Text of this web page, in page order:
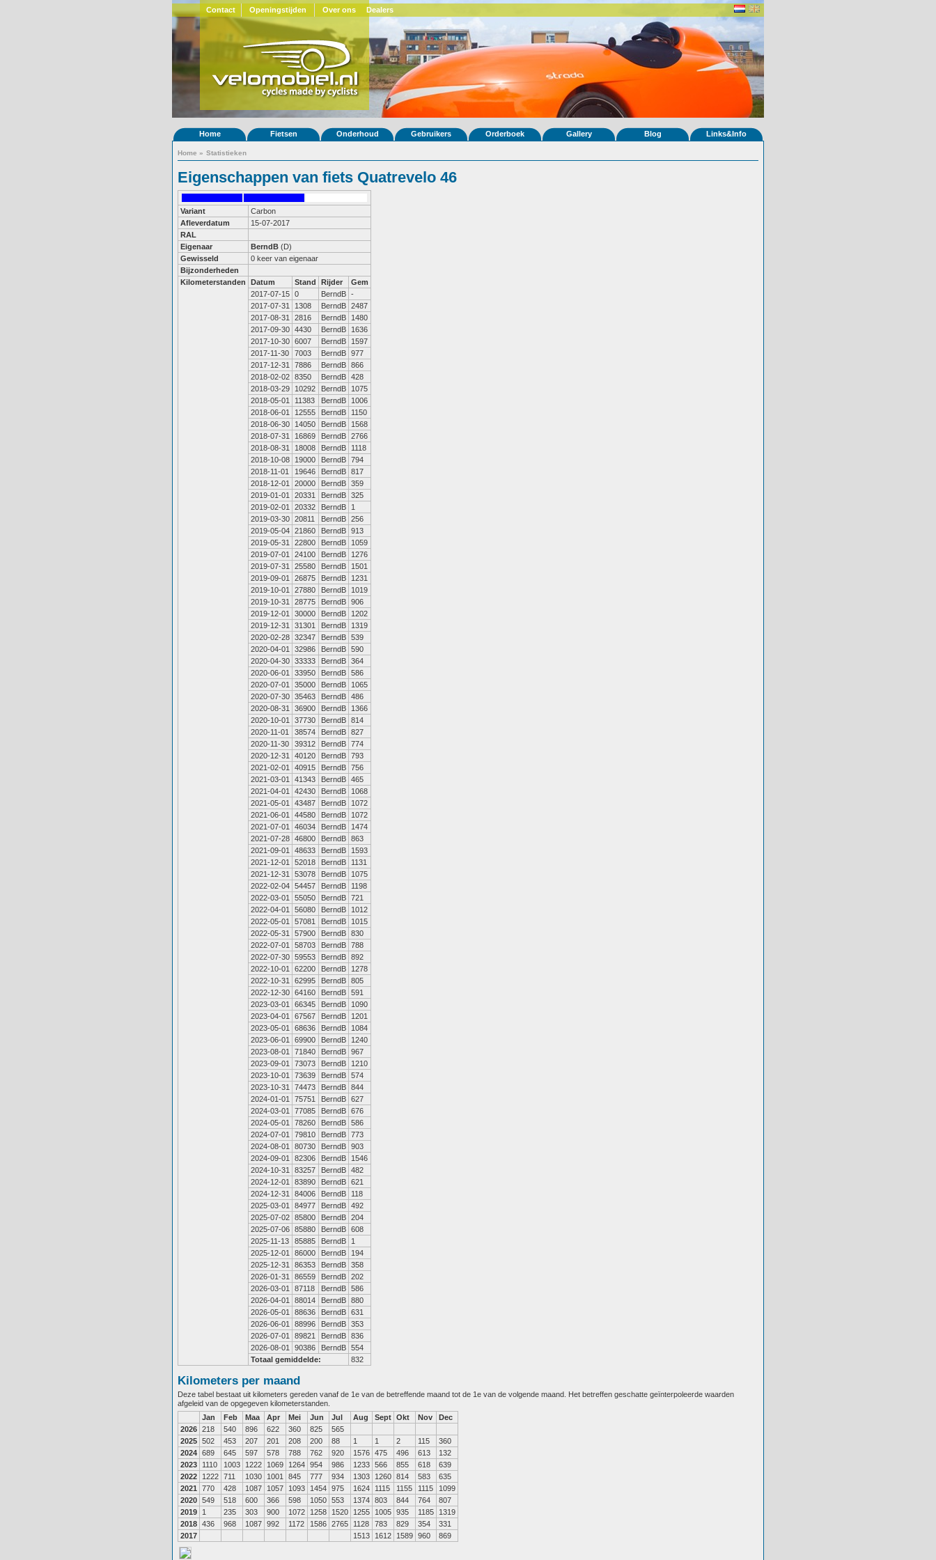
Contact Openingstijden Over ons Dealers
Home Fietsen Onderhoud Gebruikers Orderboek Gallery Blog Links&Info
Home » Statistieken
Eigenschappen van fiets Quatrevelo 46
Variant
Carbon
Afleverdatum
15-07-2017
RAL
Eigenaar
BerndB (D)
Gewisseld
0 keer van eigenaar
Bijzonderheden
Kilometerstanden
Datum Stand Rijder
Gem
2017-07-15 0 BerndB -
2017-07-31
1308 BerndB 2487
2017-08-31
2816 BerndB
1480
2017-09-30 4430 BerndB
1636
2017-10-30 6007 BerndB
1597
2017-11-30
7003 BerndB 977
2017-12-31
7886 BerndB 866
2018-02-02 8350 BerndB 428
2018-03-29
10292 BerndB
1075
2018-05-01
11383 BerndB
1006
2018-06-01
12555 BerndB
1150
2018-06-30
14050 BerndB
1568
2018-07-31
16869 BerndB 2766
2018-08-31
18008 BerndB
1118
2018-10-08
19000 BerndB 794
2018-11-01
19646 BerndB 817
2018-12-01
20000 BerndB 359
2019-01-01
20331 BerndB 325
2019-02-01
20332 BerndB
1
2019-03-30 20811 BerndB 256
2019-05-04 21860 BerndB 913
2019-05-31
22800 BerndB
1059
2019-07-01
24100 BerndB
1276
2019-07-31
25580 BerndB
1501
2019-09-01
26875 BerndB
1231
2019-10-01
27880 BerndB
1019
2019-10-31
28775 BerndB 906
2019-12-01
30000 BerndB
1202
2019-12-31
31301 BerndB
1319
2020-02-28 32347 BerndB 539
2020-04-01
32986 BerndB 590
2020-04-30 33333 BerndB 364
2020-06-01
33950 BerndB 586
2020-07-01
35000 BerndB
1065
2020-07-30 35463 BerndB 486
2020-08-31
36900 BerndB
1366
2020-10-01
37730 BerndB 814
2020-11-01
38574 BerndB 827
2020-11-30
39312 BerndB 774
2020-12-31
40120 BerndB 793
2021-02-01
40915 BerndB 756
2021-03-01
41343 BerndB 465
2021-04-01
42430 BerndB
1068
2021-05-01
43487 BerndB
1072
2021-06-01
44580 BerndB
1072
2021-07-01
46034 BerndB
1474
2021-07-28 46800 BerndB 863
2021-09-01
48633 BerndB
1593
2021-12-01
52018 BerndB
1131
2021-12-31
53078 BerndB
1075
2022-02-04 54457 BerndB
1198
2022-03-01
55050 BerndB 721
2022-04-01
56080 BerndB
1012
2022-05-01
57081 BerndB
1015
2022-05-31
57900 BerndB 830
2022-07-01
58703 BerndB 788
2022-07-30 59553 BerndB 892
2022-10-01
62200 BerndB
1278
2022-10-31
62995 BerndB 805
2022-12-30 64160 BerndB 591
2023-03-01
66345 BerndB
1090
2023-04-01
67567 BerndB
1201
2023-05-01
68636 BerndB
1084
2023-06-01
69900 BerndB
1240
2023-08-01
71840 BerndB 967
2023-09-01
73073 BerndB
1210
2023-10-01
73639 BerndB 574
2023-10-31
74473 BerndB 844
2024-01-01
75751 BerndB 627
2024-03-01
77085 BerndB 676
2024-05-01
78260 BerndB 586
2024-07-01
79810 BerndB 773
2024-08-01
80730 BerndB 903
2024-09-01
82306 BerndB
1546
2024-10-31
83257 BerndB 482
2024-12-01
83890 BerndB 621
2024-12-31
84006 BerndB
118
2025-03-01
84977 BerndB 492
2025-07-02 85800 BerndB 204
2025-07-06 85880 BerndB 608
2025-11-13
85885 BerndB
1
2025-12-01
86000 BerndB
194
2025-12-31
86353 BerndB 358
2026-01-31
86559 BerndB 202
2026-03-01
87118 BerndB 586
2026-04-01
88014 BerndB 880
2026-05-01
88636 BerndB 631
2026-06-01
88996 BerndB 353
2026-07-01
89821 BerndB 836
2026-08-01
90386 BerndB 554
Totaal gemiddelde:
832
Kilometers per maand
Deze tabel bestaat uit kilometers gereden vanaf de 1e van de betreffende maand tot de 1e van de volgende maand. Het betreffen geschatte geïnterpoleerde waarden
afgeleid van de opgegeven kilometerstanden.
Jan
Feb Maa Apr Mei Jun Jul Aug Sept Okt Nov
Dec
2026 218 540 896 622 360 825
565
2025 502 453 207 201 208 200 88 1 1 2 115
360
2024 689 645 597 578 788 762 920 1576 475 496 613
132
2023
1110 1003 1222 1069 1264 954 986 1233 566 855 618
639
2022
1222 711 1030 1001 845 777 934 1303 1260 814 583
635
2021
770 428 1087 1057 1093 1454 975 1624 1115 1155 1115
1099
2020 549 518 600 366 598 1050 553 1374 803 844 764
807
2019
1 235 303 900 1072 1258 1520 1255 1005 935 1185
1319
2018 436 968 1087 992 1172 1586 2765 1128 783 829 354
331
2017
1513 1612 1589 960 869